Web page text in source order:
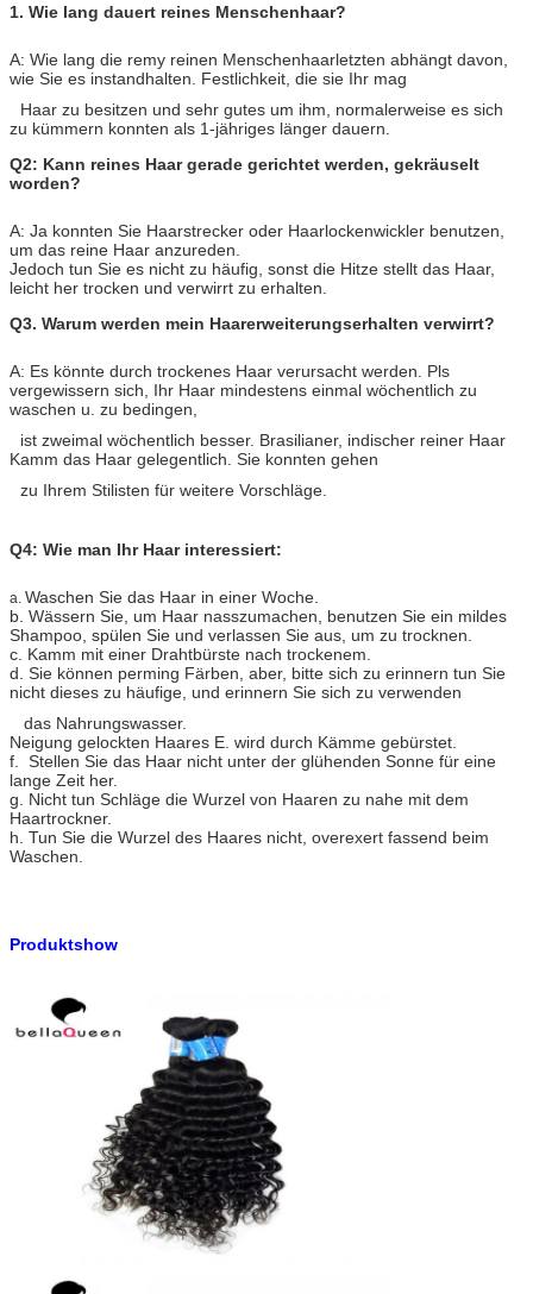
1. Wie lang dauert reines Menschenhaar?
A: Wie lang die remy reinen Menschenhaarletzten abhängt davon,
wie Sie es instandhalten. Festlichkeit, die sie Ihr mag
Haar zu besitzen und sehr gutes um ihm, normalerweise es sich
zu kümmern konnten als 1-jähriges länger dauern.
Q2: Kann reines Haar gerade gerichtet werden, gekräuselt
worden?
A: Ja konnten Sie Haarstrecker oder Haarlockenwickler benutzen,
um das reine Haar anzureden.
Jedoch tun Sie es nicht zu häufig, sonst die Hitze stellt das Haar,
leicht her trocken und verwirrt zu erhalten.
Q3. Warum werden mein Haarerweiterungserhalten verwirrt?
A: Es könnte durch trockenes Haar verursacht werden. Pls
vergewissern sich, Ihr Haar mindestens einmal wöchentlich zu
waschen u. zu bedingen,
ist zweimal wöchentlich besser. Brasilianer, indischer reiner Haar
Kamm das Haar gelegentlich. Sie konnten gehen
zu Ihrem Stilisten für weitere Vorschläge.
Q4: Wie man Ihr Haar interessiert:
a. Waschen Sie das Haar in einer Woche.
b. Wässern Sie, um Haar nasszumachen, benutzen Sie ein mildes
Shampoo, spülen Sie und verlassen Sie aus, um zu trocknen.
c. Kamm mit einer Drahtbürste nach trockenem.
d. Sie können perming Färben, aber, bitte sich zu erinnern tun Sie
nicht dieses zu häufige, und erinnern Sie sich zu verwenden
das Nahrungswasser.
Neigung gelockten Haares E. wird durch Kämme gebürstet.
f. Stellen Sie das Haar nicht unter der glühenden Sonne für eine
lange Zeit her.
g. Nicht tun Schläge die Wurzel von Haaren zu nahe mit dem
Haartrockner.
h. Tun Sie die Wurzel des Haares nicht, overexert fassend beim
Waschen.
Produktshow